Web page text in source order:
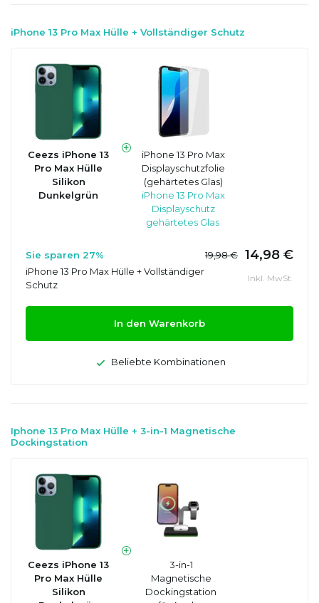
iPhone 13 Pro Max Hülle + Vollständiger Schutz
Ceezs iPhone 13
Pro Max Hülle
Silikon
Dunkelgrün
iPhone 13 Pro Max
Displayschutzfolie
(gehärtetes Glas)
iPhone 13 Pro Max
Displayschutz
gehärtetes Glas
Sie sparen 27% 19,98 € 14,98 €
iPhone 13 Pro Max Hülle + Vollständiger
Schutz
Inkl. MwSt.
In den Warenkorb
Beliebte Kombinationen
Iphone 13 Pro Max Hülle + 3-in-1 Magnetische
Dockingstation
Ceezs iPhone 13
Pro Max Hülle
Silikon
3-in-1
Magnetische
Dockingstation